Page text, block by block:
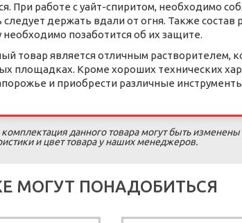
При работе с уайт-спиритом, необходимо
следует держать вдали от огня. Также
необходимо позаботится об их защите.
товар является отличным растворителем,
площадках. Кроме хороших технических
и приобрести различные
данного товара могут быть
и цвет товара у наших менеджеров.
МОГУТ ПОНАДОБИТЬСЯ